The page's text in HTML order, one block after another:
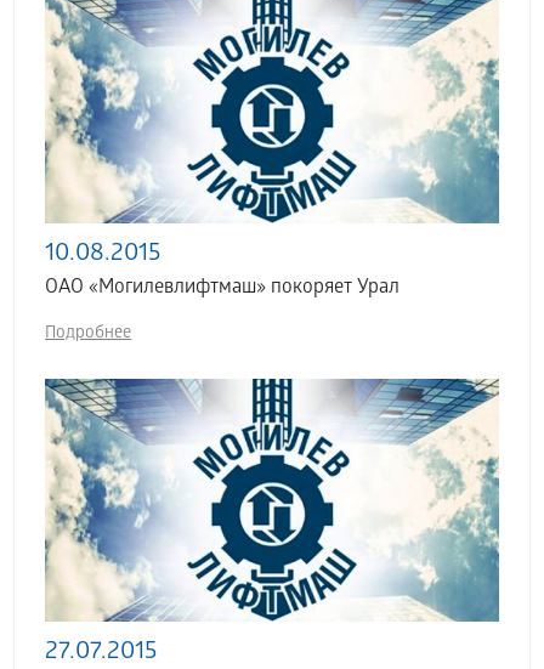
10.08.2015
ОАО «Могилевлифтмаш» покоряет Урал
Подробнее
27.07.2015